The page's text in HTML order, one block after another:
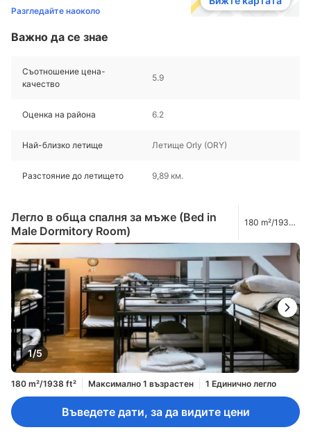
Разгледайте наоколо
Важно да се знае
Съотношение цена-
качество
5.9
Оценка на района 6.2
Най-близко летище Летище Orly (ORY)
Разстояние до летището 9,89 км.
Легло в обща спалня за мъже (Bed in
Male Dormitory Room)
180 m²/1938
1/5
180 m²/1938 ft² Максимално 1 възрастен 1 Единично легло
Въведете дати, за да видите цени